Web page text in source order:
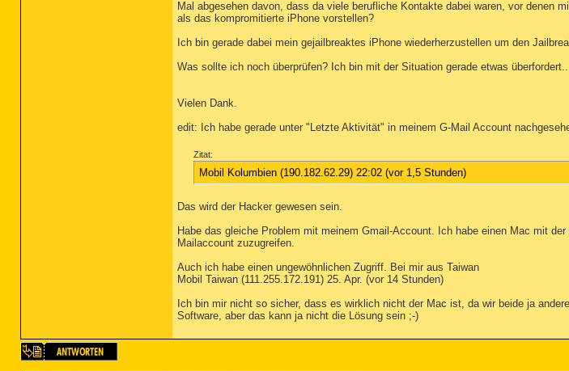
Mal abgesehen davon, dass da viele berufliche Kontakte dabei waren, vor denen
als das kompromitierte iPhone vorstellen?
Ich bin gerade dabei mein gejailbreaktes iPhone wiederherzustellen um den
Was sollte ich noch überprüfen? Ich bin mit der Situation gerade etwas
Vielen Dank.
edit: Ich habe gerade unter "Letzte Aktivität" in meinem G-Mail Account
Zitat:
Mobil Kolumbien (190.182.62.29) 22:02 (vor 1,5 Stunden)
Das wird der Hacker gewesen sein.
Habe das gleiche Problem mit meinem Gmail-Account. Ich habe einen Mac mit
Mailaccount zuzugreifen.
Auch ich habe einen ungewöhnlichen Zugriff. Bei mir aus Taiwan
Mobil Taiwan (111.255.172.191) 25. Apr. (vor 14 Stunden)
Ich bin mir nicht so sicher, dass es wirklich nicht der Mac ist, da wir beide ja
Software, aber das kann ja nicht die Lösung sein ;-)